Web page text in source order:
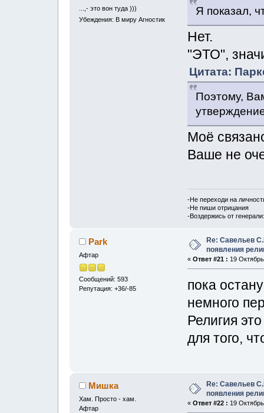
...,- это вон туда )))
Убеждения: В миру Агностик
Я показал,
Нет.
"ЭТО",
Цитата:
Поэтому,
Моё
Ваше не
-Не переходи на
-Не пиши отрицания
-Воздержись от
Park
Афтар
Сообщений: 593
Репутация: +36/-85
Re: Савельев
появления
« Ответ #21 : 19
пока
немного
Религия
для того,
Мишка
Хам. Просто - хам.
Афтар
Re: Савельев
появления
« Ответ #22 : 19